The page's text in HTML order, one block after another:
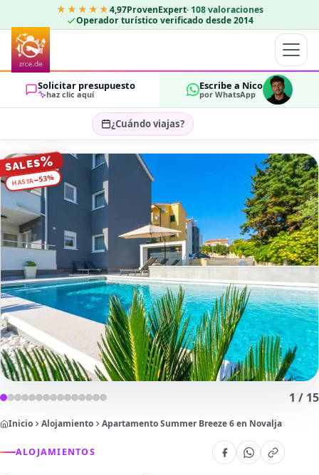
★★★★★4,97ProvenExpert· 108 valoraciones
Operador turístico verificado desde 2014
Solicitar presupuesto
haz clic aquí
Escribe a Nico
por WhatsApp
¿Cuándo viajas?
Seleccionar fechas…
HUÉSPEDES
OK
1 / 15
SALES%
HASTA−53%
Inicio Alojamiento Apartamento Summer Breeze 6 en Novalja
ALOJAMIENTOS